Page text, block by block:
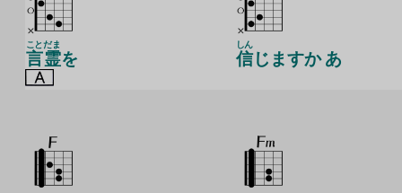
言
こと
霊
だま
を 信
しん
じますか あ